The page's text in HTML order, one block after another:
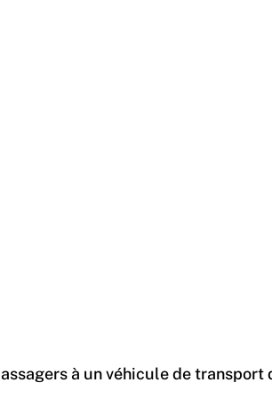
un véhicule de